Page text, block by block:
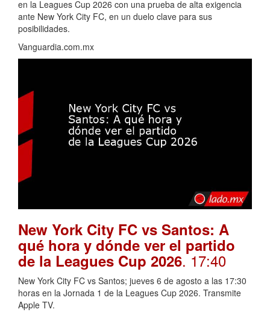
en la Leagues Cup 2026 con una prueba de alta exigencia
ante New York City FC, en un duelo clave para sus
posibilidades.
Vanguardia.com.mx
New York City FC vs Santos: A
qué hora y dónde ver el partido
de la Leagues Cup 2026. 17:40
New York City FC vs Santos; jueves 6 de agosto a las 17:30
horas en la Jornada 1 de la Leagues Cup 2026. Transmite
Apple TV.